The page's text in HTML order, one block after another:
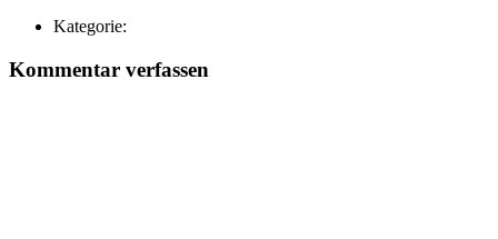
Kategorie:
Kommentar verfassen